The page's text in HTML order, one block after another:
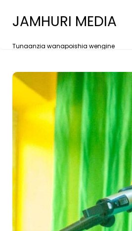
JAMHURI MEDIA
Tunaanzia wanapoishia wengine